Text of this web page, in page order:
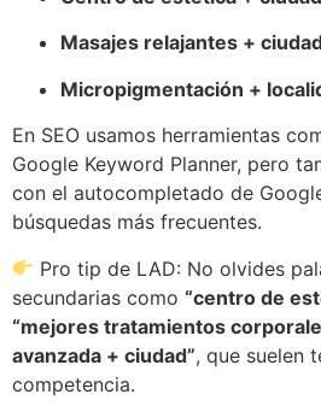
Masajes relajantes +
Micropigmentación +
En SEO usamos herramientas
Google Keyword Planner, pero
con el autocompletado de
búsquedas más frecuentes.
Pro tip de LAD: No olvides
secundarias como “centro de
“mejores tratamientos
avanzada + ciudad”, que suelen
competencia.